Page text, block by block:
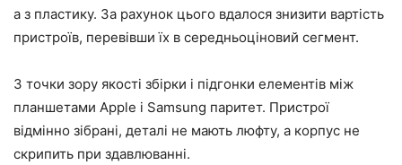
а з пластику. За рахунок цього вдалося знизити вартість
пристроїв, перевівши їх в середньоціновий сегмент.
З точки зору якості збірки і підгонки елементів між
планшетами Apple і Samsung паритет. Пристрої
відмінно зібрані, деталі не мають люфту, а корпус не
скрипить при здавлюванні.